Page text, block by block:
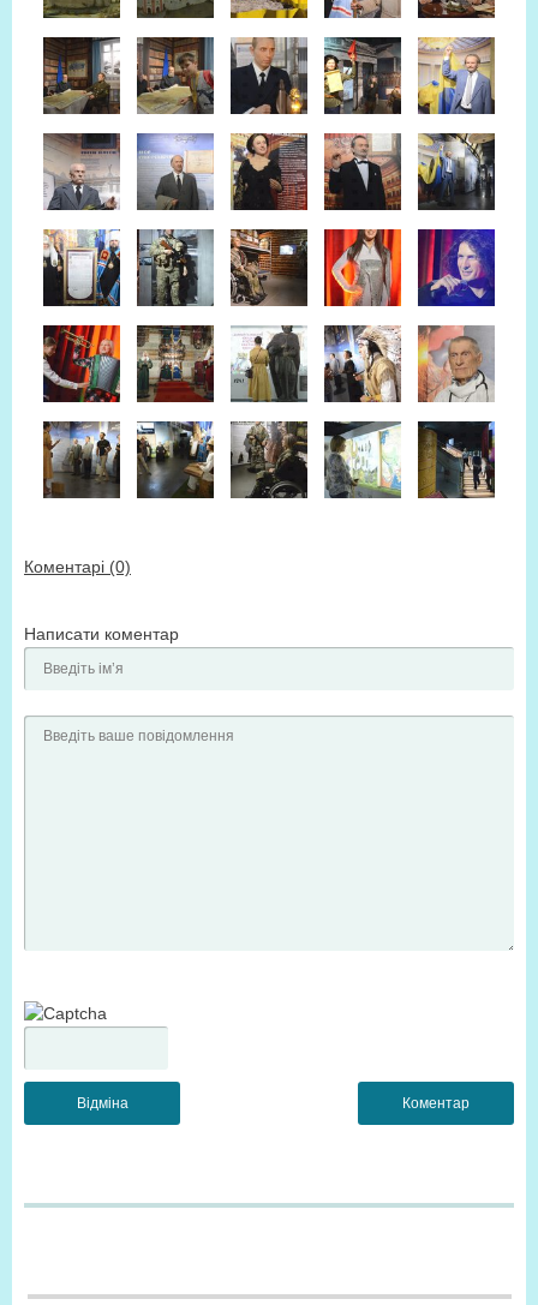
Коментарі (0)
Написати коментар